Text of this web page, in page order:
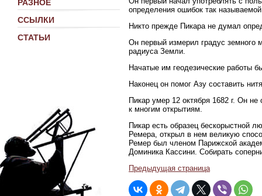
РАЗНОЕ
ССЫЛКИ
СТАТЬИ
определения ошибок так
Никто прежде Пикара не думал
Он первый измерил градус земного
радиуса Земли.
Начатые им геодезические работы
Наконец он помог Азу составить
Пикар умер 12 октября 1682 г. Он
к многим открытиям.
Пикар есть образец бескорыстной
Ремера, открыл в нем великую
Ремер был членом Парижской
Доминика Кассини. Собирать
Предыдущая страница